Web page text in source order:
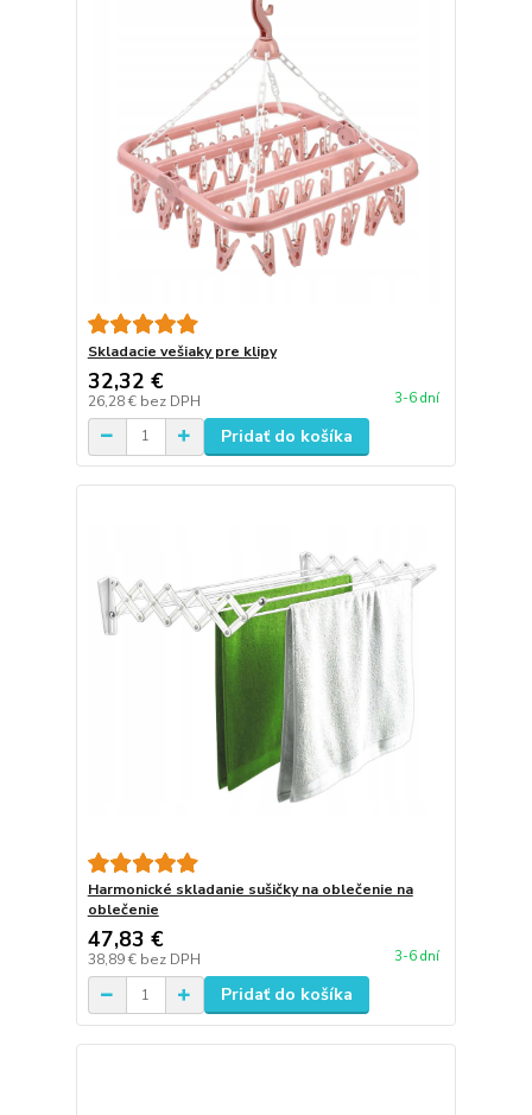
Skladacie vešiaky pre klipy
32,32 €
26,28 € bez DPH 3-6 dní
Pridať do košíka
Harmonické skladanie sušičky na oblečenie na
oblečenie
47,83 €
38,89 € bez DPH 3-6 dní
Pridať do košíka